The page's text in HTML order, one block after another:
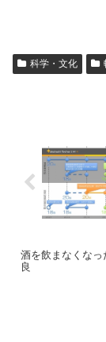
科学・文化
酒を飲まなくなっ
良